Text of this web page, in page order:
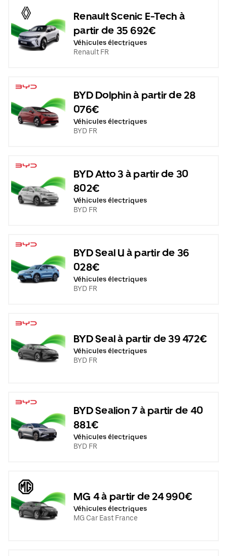
Renault Scenic E-Tech à
partir de 35 692€
Véhicules électriques
Renault FR
BYD Dolphin à partir de 28
076€
Véhicules électriques
BYD FR
BYD Atto 3 à partir de 30
802€
Véhicules électriques
BYD FR
BYD Seal U à partir de 36
028€
Véhicules électriques
BYD FR
BYD Seal à partir de 39 472€
Véhicules électriques
BYD FR
BYD Sealion 7 à partir de 40
881€
Véhicules électriques
BYD FR
MG 4 à partir de 24 990€
Véhicules électriques
MG Car East France